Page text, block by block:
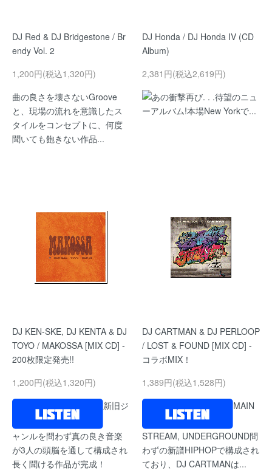
DJ Red & DJ Bridgestone / Br
endy Vol. 2
1,200円(税込1,320円)
曲の良さを壊さないGroove
と、現場の流れを意識したス
タイルをコンセプトに、何度
聞いても飽きない作品...
DJ Honda / DJ Honda IV (CD
Album)
2,381円(税込2,619円)
あの衝撃再び. . .待望のニュ
ーアルバム!本場New Yorkで...
DJ KEN-SKE, DJ KENTA & DJ
TOYO / MAKOSSA [MIX CD] -
200枚限定発売!!
1,200円(税込1,320円)
新旧ジ
ャンルを問わず真の良き音楽
が3人の頭脳を通して構成され
長く聞ける作品が完成！
DJ CARTMAN & DJ PERLOOP
/ LOST & FOUND [MIX CD] -
コラボMIX！
1,389円(税込1,528円)
MAIN
STREAM, UNDERGROUND問
わずの新譜HIPHOPで構成され
ており、DJ CARTMANは...